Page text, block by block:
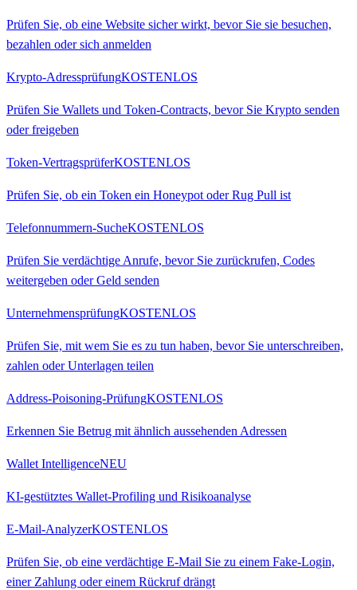
Prüfen Sie, ob eine Website sicher wirkt, bevor Sie sie besuchen,
bezahlen oder sich anmelden
Krypto-AdressprüfungKOSTENLOS
Prüfen Sie Wallets und Token-Contracts, bevor Sie Krypto senden
oder freigeben
Token-VertragsprüferKOSTENLOS
Prüfen Sie, ob ein Token ein Honeypot oder Rug Pull ist
Telefonnummern-SucheKOSTENLOS
Prüfen Sie verdächtige Anrufe, bevor Sie zurückrufen, Codes
weitergeben oder Geld senden
UnternehmensprüfungKOSTENLOS
Prüfen Sie, mit wem Sie es zu tun haben, bevor Sie unterschreiben,
zahlen oder Unterlagen teilen
Address-Poisoning-PrüfungKOSTENLOS
Erkennen Sie Betrug mit ähnlich aussehenden Adressen
Wallet IntelligenceNEU
KI-gestütztes Wallet-Profiling und Risikoanalyse
E-Mail-AnalyzerKOSTENLOS
Prüfen Sie, ob eine verdächtige E-Mail Sie zu einem Fake-Login,
einer Zahlung oder einem Rückruf drängt